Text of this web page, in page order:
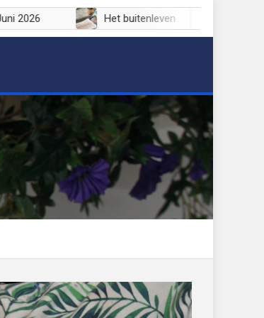
Juni 2026 Het buitenleven